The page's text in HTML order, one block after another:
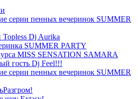
серии пенных вечеринок SUMMER
Topless Dj Aurika
SUMMER PARTY
MISS SENSATION SAMARA
гость Dj Feel!!!
серии пенных вечеринок SUMMER